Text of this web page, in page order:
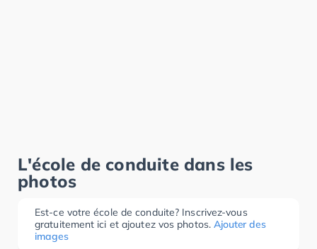
L'école de conduite dans les
photos
Est-ce votre école de conduite? Inscrivez-vous
gratuitement ici et ajoutez vos photos. Ajouter des
images